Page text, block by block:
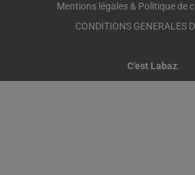
Mentions légales & Politique de
CONDITIONS GENERALES
C’est Labaz.